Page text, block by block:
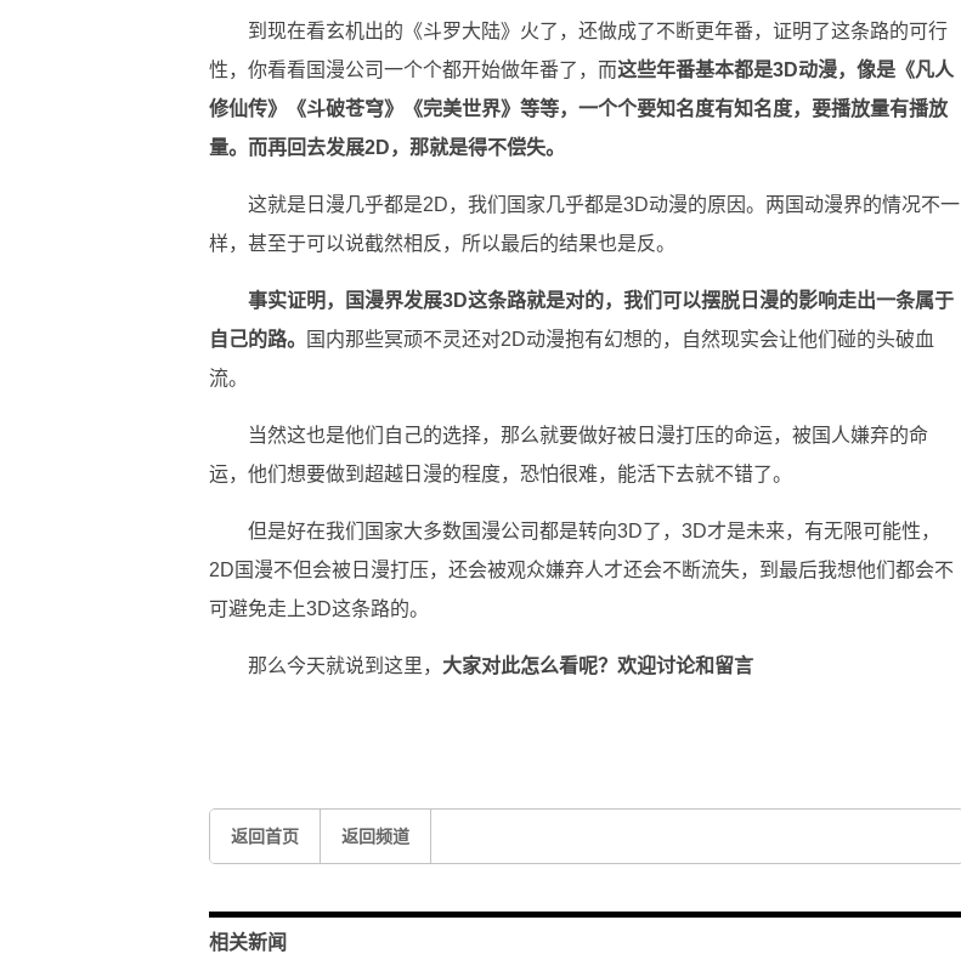
到现在看玄机出的《斗罗大陆》火了，还做成了不断更年番，证明了这条路的可行
性，你看看国漫公司一个个都开始做年番了，而这些年番基本都是3D动漫，像是《凡人
修仙传》《斗破苍穹》《完美世界》等等，一个个要知名度有知名度，要播放量有播放
量。而再回去发展2D，那就是得不偿失。
这就是日漫几乎都是2D，我们国家几乎都是3D动漫的原因。两国动漫界的情况不一
样，甚至于可以说截然相反，所以最后的结果也是反。
事实证明，国漫界发展3D这条路就是对的，我们可以摆脱日漫的影响走出一条属于
自己的路。
国内那些冥顽不灵还对2D动漫抱有幻想的，自然现实会让他们碰的头破血
流。
当然这也是他们自己的选择，那么就要做好被日漫打压的命运，被国人嫌弃的命
运，他们想要做到超越日漫的程度，恐怕很难，能活下去就不错了。
但是好在我们国家大多数国漫公司都是转向3D了，3D才是未来，有无限可能性，
2D国漫不但会被日漫打压，还会被观众嫌弃人才还会不断流失，到最后我想他们都会不
可避免走上3D这条路的。
那么今天就说到这里， 大家对此怎么看呢？欢迎讨论和留言
返回首页 返回频道
相关新闻